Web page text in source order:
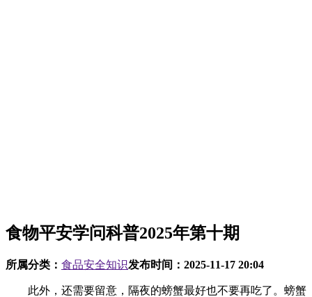
食物平安学问科普2025年第十期
所属分类： 食品安全知识发布时间： 2025-11-17 20:04
此外，还需要留意，隔夜的螃蟹最好也不要再吃了。螃蟹